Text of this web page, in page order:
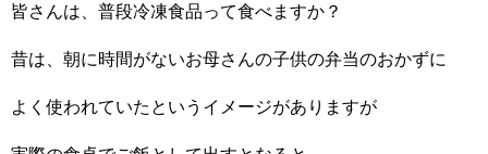
皆さんは、普段冷凍食品って食べますか？
昔は、朝に時間がないお母さんの子供の弁当のおかずに
よく使われていたというイメージがありますが